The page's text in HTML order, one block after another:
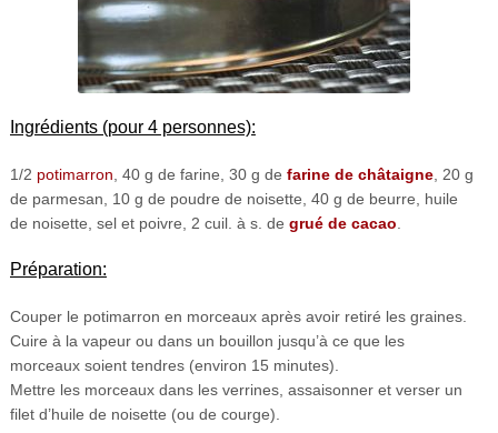
Ingrédients (pour 4 personnes):
1/2 potimarron , 40 g de farine, 30 g de farine de châtaigne, 20 g
de parmesan, 10 g de poudre de noisette, 40 g de beurre, huile
de noisette, sel et poivre, 2 cuil. à s. de grué de cacao
Préparation:
Couper le potimarron en morceaux après avoir retiré les graines.
Cuire à la vapeur ou dans un bouillon jusqu’à ce que les
morceaux soient tendres (environ 15 minutes).
Mettre les morceaux dans les verrines, assaisonner et verser un
filet d’huile de noisette (ou de courge).